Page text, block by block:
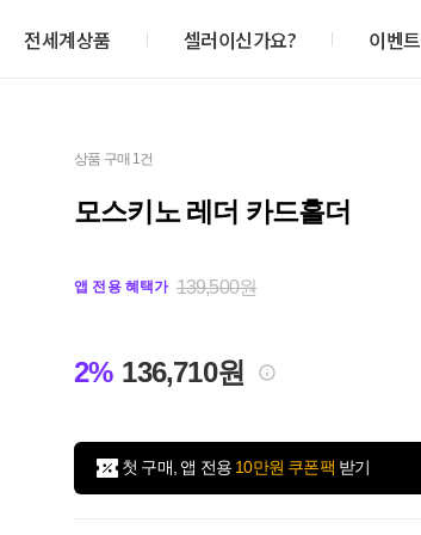
전세계상품 셀러이신가요? 이벤트
상품 구매 1건
모스키노 레더 카드홀더
앱 전용 혜택가 139,500원
2% 136,710원
첫 구매, 앱 전용 10만원 쿠폰팩 받기